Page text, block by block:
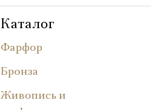
Каталог
Фарфор
Бронза
Живопись и